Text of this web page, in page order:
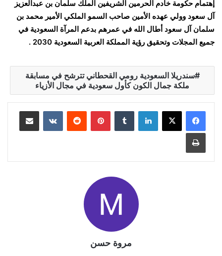
إهتمام حكومة خادم الحرمين الشريفين الملك سلمان بن عبدالعزيز
آل سعود وولي عهده الأمين صاحب السمو الملكي الأمير محمد بن
سلمان آل سعود أطال الله في عمرهم بدعم المرآة السعودية في
جميع المجلات وتحقيق رؤية المملكة العربية السعودية 2030 .
سندريلا السعودية رومي القحطاني تترشح في مسابقة
ملكة جمال الكون كأول سعودية في مجال الأزياء
لينكدإن بينتيريست مشاركة عبر البريد
طباعة
مروة حسن